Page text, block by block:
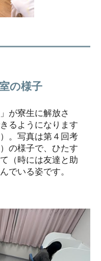
の様子
が寮生に解放さ
るようになります
。写真は第４回考
の様子で、ひたす
（時には友達と助
でいる姿です。